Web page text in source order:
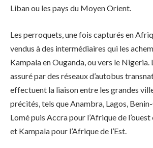
Liban ou les pays du Moyen Orient.
Les perroquets, une fois capturés en
vendus à des intermédiaires qui les
Kampala en Ouganda, ou vers le
assuré par des réseaux d’autobus
effectuent la liaison entre les grandes
précités, tels que Anambra, Lagos,
Lomé puis Accra pour l’Afrique de
et Kampala pour l’Afrique de l’Est.